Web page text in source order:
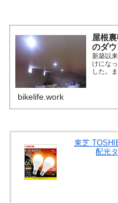
屋根
のダ
新築以
けにな
した。
bikelife.work
東芝
配光